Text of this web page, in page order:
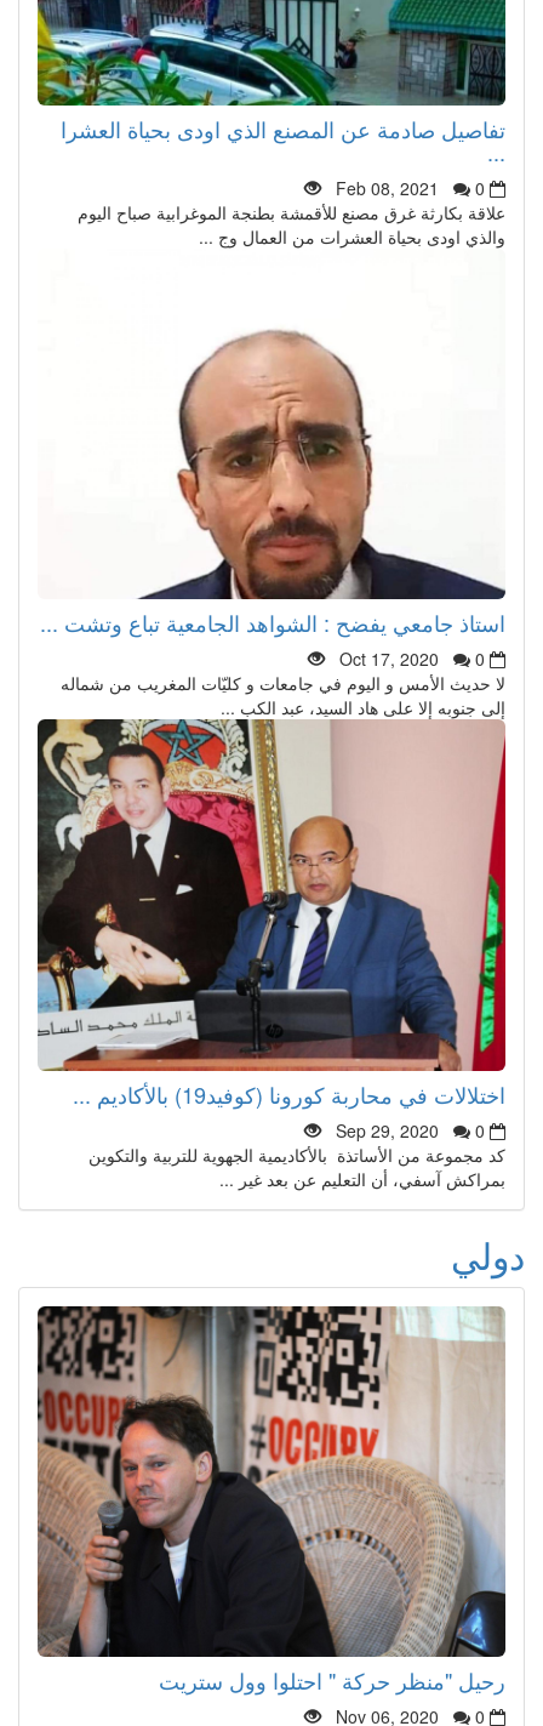
تفاصيل صادمة عن المصنع الذي اودى بحياة العشرا
Feb 08, 2021
0
علاقة بكارثة غرق مصنع للأقمشة بطنجة الموغرابية صباح اليوم
والذي اودى بحياة العشرات من العمال وج ...
استاذ جامعي يفضح : الشواهد الجامعية تباع وتشت ...
Oct 17, 2020
0
لا حديث الأمس و اليوم في جامعات و كليّات المغريب من شماله
إلى جنوبه إلا على هاد السيد، عبد الكب ...
اختلالات في محاربة كورونا (كوفيد19) بالأكاديم ...
Sep 29, 2020
0
كد مجموعة من الأساتذة بالأكاديمية الجهوية للتربية والتكوين
بمراكش آسفي، أن التعليم عن بعد غير ...
دولي
رحيل "منظر حركة " احتلوا وول ستريت
Nov 06, 2020 0